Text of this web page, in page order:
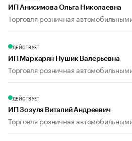
ИП Анисимова Ольга Николаевна
Торговля розничная
ДЕЙСТВУЕТ
ИП Маркарян Нушик Валерьевна
Торговля розничная
ДЕЙСТВУЕТ
ИП Зозуля Виталий Андреевич
Торговля розничная